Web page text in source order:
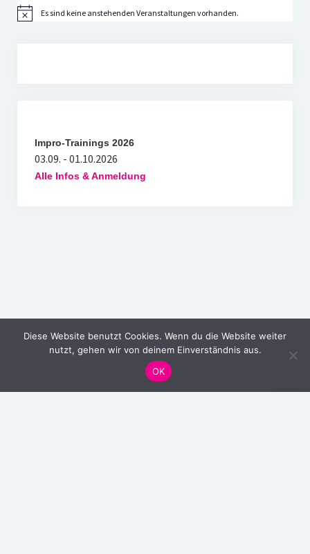
HinweisEs sind keine anstehenden Veranstaltungen vorhanden.
Impro-Trainings 2026
03.09. - 01.10.2026
Alle Infos & Anmeldung
Diese Website benutzt Cookies. Wenn du die Website weiter
nutzt, gehen wir von deinem Einverständnis aus.
OK